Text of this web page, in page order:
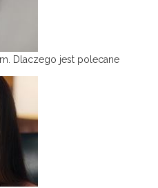
Dlaczego jest polecane